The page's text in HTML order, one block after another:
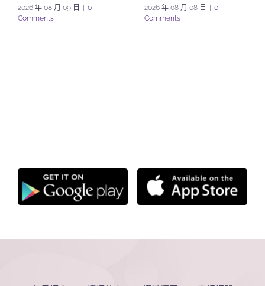
2026 年 08 月 09 日
0
Comments
2026 年 08 月 08 日
0
Comments